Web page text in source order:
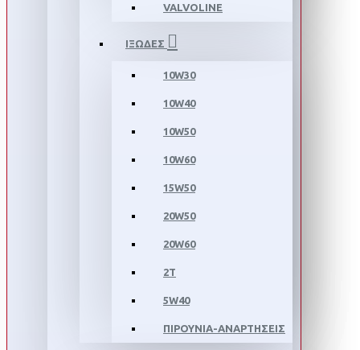
VALVOLINE
ΙΞΩΔΕΣ
10W30
10W40
10W50
10W60
15W50
20W50
20W60
2T
5W40
ΠΙΡΟΥΝΙΑ-ΑΝΑΡΤΗΣΕΙΣ